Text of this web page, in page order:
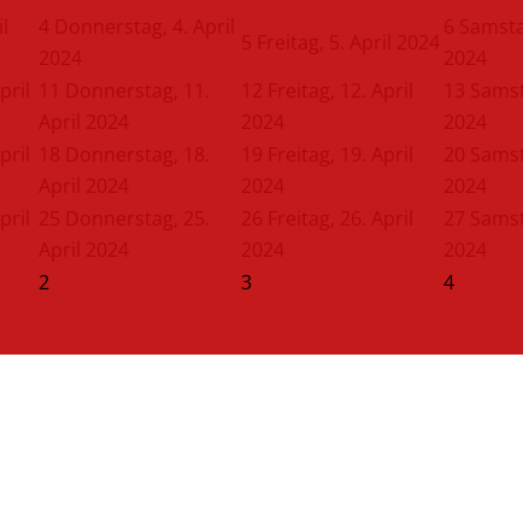
4 Donnerstag, 4. April
2024
5 Freitag, 5. April 2024
6
2024
Donnerstag, 11.
April 2024
12 Freitag, 12. April
2024
13
2024
18 Donnerstag, 18.
April 2024
19 Freitag, 19. April
2024
20
2024
25 Donnerstag, 25.
April 2024
26 Freitag, 26. April
2024
27
2024
2 3 4